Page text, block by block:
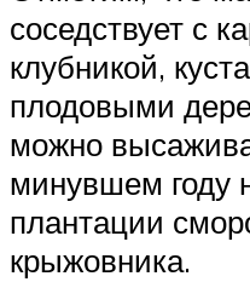
соседствует с
клубникой,
плодовыми
можно
минувшем году
плантации
крыжовника.